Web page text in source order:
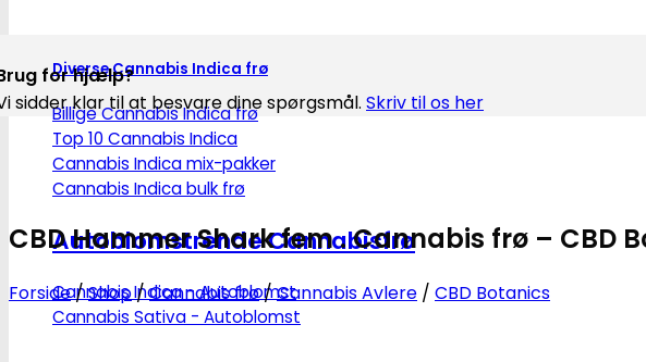
Diverse Cannabis Indica frø
Billige Cannabis Indica frø
Top 10 Cannabis Indica
Cannabis Indica mix-pakker
Cannabis Indica bulk frø
Autoblomstrende Cannabisfrø
Cannabis Indica - Autoblomst
Cannabis Sativa - Autoblomst
for hjælp?
sidder klar til at besvare dine spørgsmål. Skriv til os her
CBD Hammer Shark fem . Cannabis frø – CBD
Forside/Shop/Cannabis frø/Cannabis Avlere / CBD Botanics